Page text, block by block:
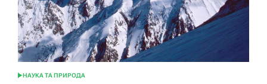
ОПУБЛІКУВАТИ
НАУКА ТА ПРИРОДА